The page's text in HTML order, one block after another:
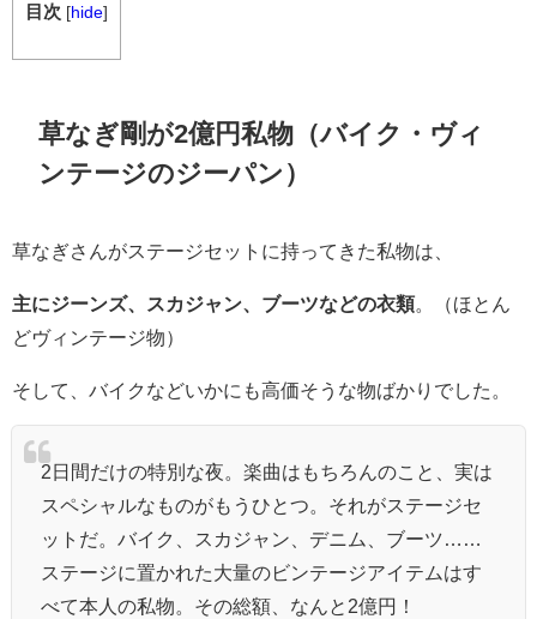
目次 [hide]
草なぎ剛が2億円私物（バイク・ヴィ
ンテージのジーパン）
草なぎさんがステージセットに持ってきた私物は、
主にジーンズ、スカジャン、ブーツなどの衣類。（ほとん
どヴィンテージ物）
そして、バイクなどいかにも高価そうな物ばかりでした。
2日間だけの特別な夜。楽曲はもちろんのこと、実は
スペシャルなものがもうひとつ。それがステージセ
ットだ。バイク、スカジャン、デニム、ブーツ……
ステージに置かれた大量のビンテージアイテムはす
べて本人の私物。その総額、なんと2億円！